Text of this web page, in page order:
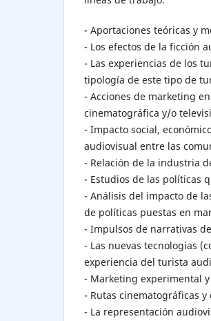
- Aportaciones teóricas y
- Los efectos de la ficción
- Las experiencias de los
tipología de este tipo de
- Acciones de marketing
cinematográfica y/o
- Impacto social,
audiovisual entre las
- Relación de la industria
- Estudios de las políticas
- Análisis del impacto de
de políticas puestas en
- Impulsos de narrativas
- Las nuevas tecnologías
experiencia del turista
- Marketing experimental
- Rutas cinematográficas
- La representación